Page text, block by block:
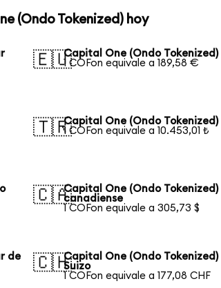
(Ondo Tokenized) hoy
🇪🇺Capital One (Ondo Tokenized)
1 COFon equivale a 189,58 €
🇹🇷Capital One (Ondo
1 COFon equivale a 10.453,01 ₺
🇨🇦Capital One (Ondo Tokenized)
canadiense
1 COFon equivale a 305,73 $
de
🇨🇭Capital One (Ondo Tokenized)
Suizo
1 COFon equivale a 177,08 CHF